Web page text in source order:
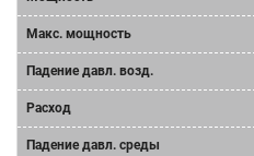
Mакс. мощность
Падение давл. возд.
Расход
Падение давл. среды